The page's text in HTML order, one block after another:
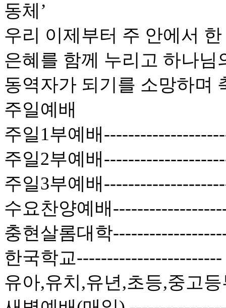
동체’
우리 이제부터 주 안에서
은혜를 함께 누리고 하나님
동역자가 되기를 소망하며
주일예배
주일1부예배
주일2부예배
주일3부예배
수요찬양예배
충현살롬대학
한국학교
유아,유치,유년,초등,중고